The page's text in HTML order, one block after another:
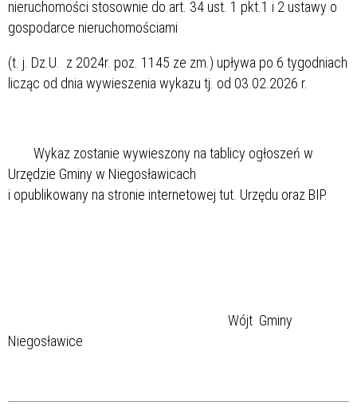
nieruchomości stosownie do art. 34 ust. 1 pkt.1 i 2 ustawy o
gospodarce nieruchomościami
(t. j. Dz.U. z 2024r. poz. 1145 ze zm.) upływa po 6 tygodniach
licząc od dnia wywieszenia wykazu tj. od 03.02.2026 r.
Wykaz zostanie wywieszony na tablicy ogłoszeń w
Urzędzie Gminy w Niegosławicach
i opublikowany na stronie internetowej tut. Urzędu oraz BIP.
Wójt Gminy
Niegosławice